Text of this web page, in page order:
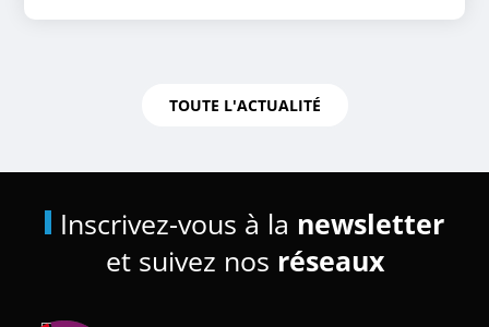
TOUTE L'ACTUALITÉ
Inscrivez-vous à la newsletter
et suivez nos réseaux